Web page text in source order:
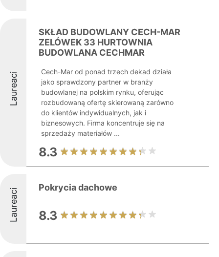
Laureaci
SKŁAD BUDOWLANY CECH-MAR
ZELÓWEK 33 HURTOWNIA
BUDOWLANA CECHMAR
Cech-Mar od ponad trzech dekad działa
jako sprawdzony partner w branży
budowlanej na polskim rynku, oferując
rozbudowaną ofertę skierowaną zarówno
do klientów indywidualnych, jak i
biznesowych. Firma koncentruje się na
sprzedaży materiałów ...
8.3
Laureaci Pokrycia dachowe
8.3